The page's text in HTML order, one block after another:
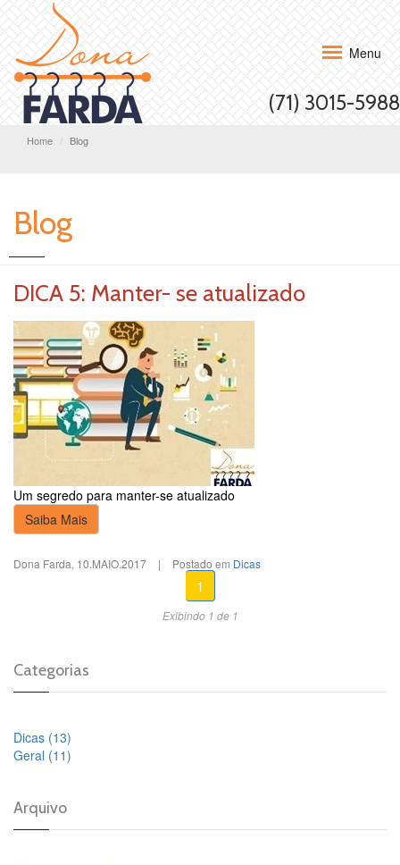
Menu
(71) 3015-5988
Home Blog
Blog
DICA 5: Manter- se atualizado
Um segredo para manter-se atualizado
Saiba Mais
Dona Farda, 10.MAIO.2017 | Postado em Dicas
1
Exibindo 1 de 1
Categorias
Dicas (13)
Geral (11)
Arquivo